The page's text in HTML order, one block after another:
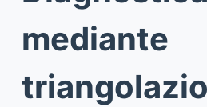
mediante